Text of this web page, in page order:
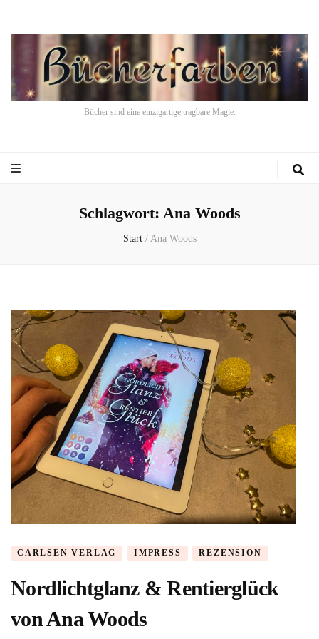
Bücher sind eine einzigartige tragbare Magie.
Schlagwort: Ana Woods
Start / Ana Woods
CARLSEN VERLAG IMPRESS REZENSION
Nordlichtglanz & Rentierglück
von Ana Woods